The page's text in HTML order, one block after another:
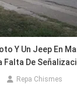
Y Un Jeep En
Falta De
Repa Chismes